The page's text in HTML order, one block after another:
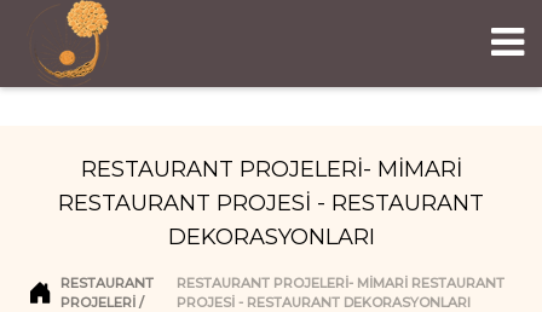
RESTAURANT PROJELERİ- MİMARİ
RESTAURANT PROJESİ - RESTAURANT
DEKORASYONLARI
RESTAURANT
PROJELERI
RESTAURANT PROJELERİ- MİMARİ RESTAURANT
PROJESİ - RESTAURANT DEKORASYONLARI